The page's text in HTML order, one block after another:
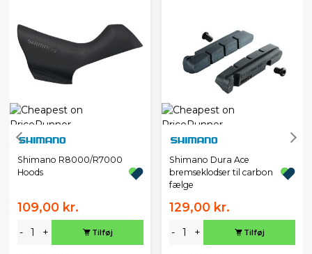
Shimano R8000/R7000
Hoods
109,00 kr.
- + Tilføj
Shimano Dura Ace
bremseklodser til carbon
fælge
129,00 kr.
- + Tilføj